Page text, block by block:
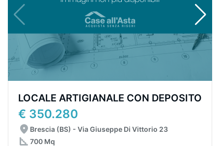
LOCALE ARTIGIANALE CON DEPOSITO
€ 350.280
Brescia (BS) - Via Giuseppe Di Vittorio 23
700 Mq